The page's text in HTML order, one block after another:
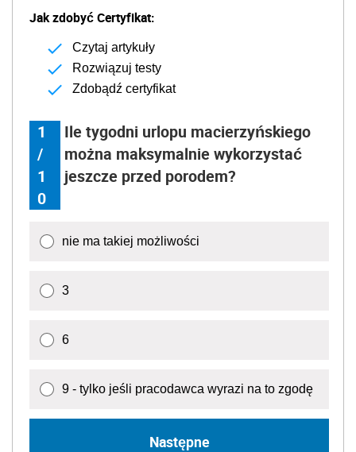
Jak zdobyć Certyfikat:
Czytaj artykuły
Rozwiązuj testy
Zdobądź certyfikat
1
/
1
0
Ile tygodni urlopu macierzyńskiego
można maksymalnie wykorzystać
jeszcze przed porodem?
nie ma takiej możliwości
3
6
9 - tylko jeśli pracodawca wyrazi na to zgodę
Następne